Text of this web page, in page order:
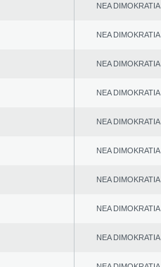
NEA DΙMOKRATIA
NEA DΙMOKRATIA
NEA DΙMOKRATIA
NEA DΙMOKRATIA
NEA DΙMOKRATIA
NEA DΙMOKRATIA
NEA DΙMOKRATIA
NEA DΙMOKRATIA
NEA DΙMOKRATIA